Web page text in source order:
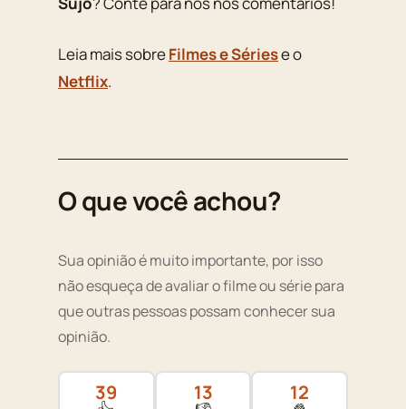
Leia mais sobreFilmes e Sériese o
Netflix.
O que você achou?
Sua opinião é muito importante, por isso
não esqueça de avaliar o filme ou série para
que outras pessoas possam conhecer sua
opinião.
39 13 12